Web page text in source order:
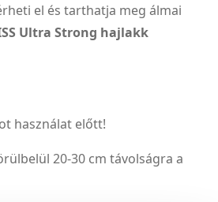
el és tarthatja meg álmai
Ultra Strong hajlakk
használat előtt!
20-30 cm távolságra a